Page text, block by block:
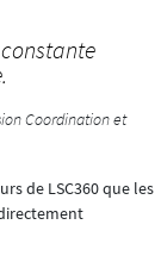
constante
Coordination et
de LSC360 que les